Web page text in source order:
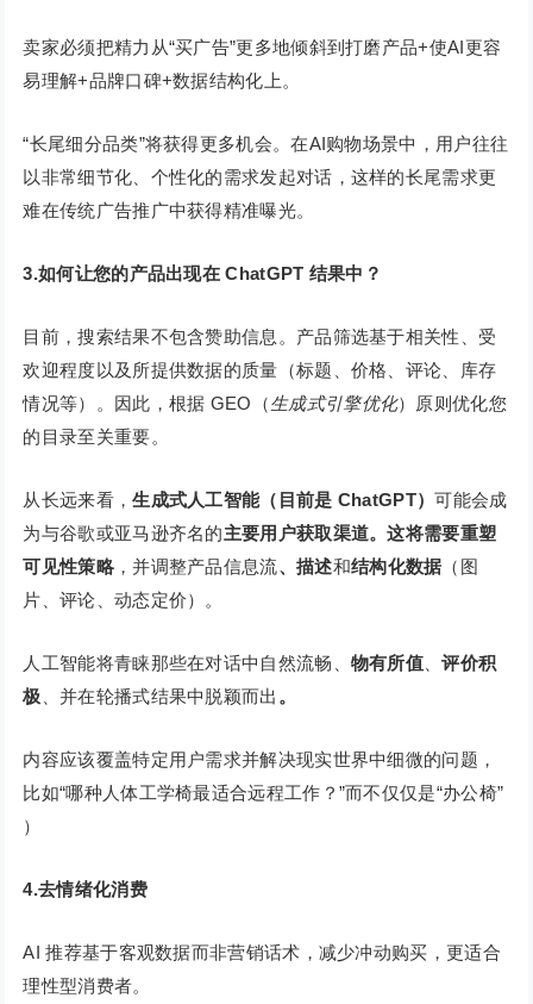
卖家必须把精力从“买广告”更多地倾斜到打磨产品+使AI更容
易理解+品牌口碑+数据结构化上。
“长尾细分品类”将获得更多机会。在AI购物场景中，用户往往
以非常细节化、个性化的需求发起对话，这样的长尾需求更
难在传统广告推广中获得精准曝光。
3.如何让您的产品出现在 ChatGPT 结果中？
目前，搜索结果不包含赞助信息。产品筛选基于相关性、受
欢迎程度以及所提供数据的质量（标题、价格、评论、库存
情况等）。因此，根据 GEO（生成式引擎优化）原则优化您
的目录至关重要。
从长远来看，生成式人工智能（目前是 ChatGPT）可能会成
为与谷歌或亚马逊齐名的主要用户获取渠道。这将需要重塑
可见性策略，并调整产品信息流、描述和结构化数据 （图
片、评论、动态定价）。
人工智能将青睐那些在对话中自然流畅、 物有所值 、评价积
极 、并在轮播式结果中脱颖而出 。
内容应该覆盖特定用户需求并解决现实世界中细微的问题，
比如“哪种人体工学椅最适合远程工作？”而不仅仅是“办公椅”
）
4.去情绪化消费
AI 推荐基于客观数据而非营销话术，减少冲动购买，更适合
理性型消费者。